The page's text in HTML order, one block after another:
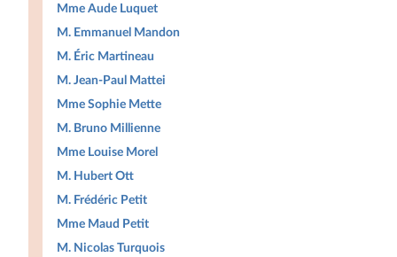
Mme Aude Luquet
M. Emmanuel Mandon
M. Éric Martineau
M. Jean-Paul Mattei
Mme Sophie Mette
M. Bruno Millienne
Mme Louise Morel
M. Hubert Ott
M. Frédéric Petit
Mme Maud Petit
M. Nicolas Turquois